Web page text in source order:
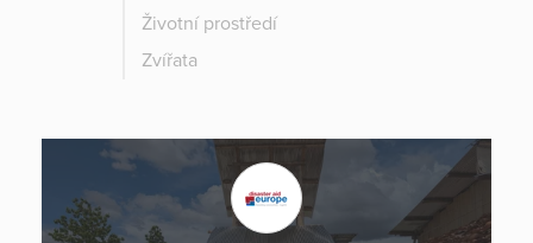
Životní prostředí
Zvířata